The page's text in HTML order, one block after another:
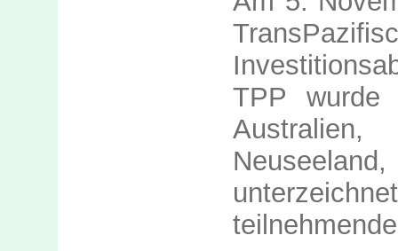
TPP wurde